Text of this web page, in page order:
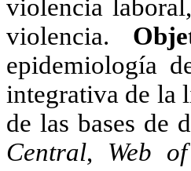
violencia
violencia.
epidemiología
integrativa de la
de las bases de
Central, Web